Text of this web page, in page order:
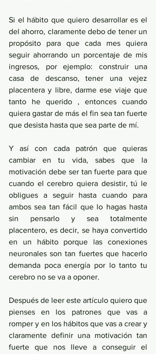
Si el hábito que quiero desarrollar es el
del ahorro, claramente debo de tener un
propósito para que cada mes quiera
seguir ahorrando un porcentaje de mis
ingresos, por ejemplo: construir una
casa de descanso, tener una vejez
placentera y libre, darme ese viaje que
tanto he querido , entonces cuando
quiera gastar de más el fin sea tan fuerte
que desista hasta que sea parte de mí.
Y así con cada patrón que quieras
cambiar en tu vida, sabes que la
motivación debe ser tan fuerte para que
cuando el cerebro quiera desistir, tú le
obligues a seguir hasta cuando para
ambos sea tan fácil que lo hagas hasta
sin pensarlo y sea totalmente
placentero, es decir, se haya convertido
en un hábito porque las conexiones
neuronales son tan fuertes que hacerlo
demanda poca energía por lo tanto tu
cerebro no se va a oponer.
Después de leer este artículo quiero que
pienses en los patrones que vas a
romper y en los hábitos que vas a crear y
claramente definir una motivación tan
fuerte que nos lleve a conseguir el